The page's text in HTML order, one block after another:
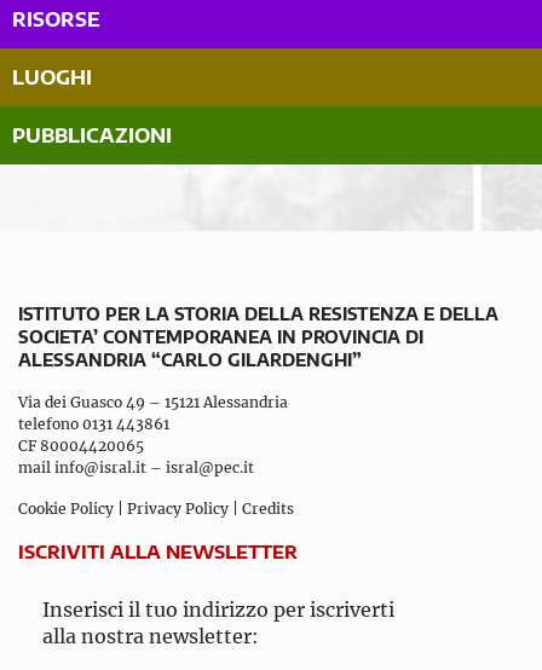
RISORSE
LUOGHI
PUBBLICAZIONI
ISTITUTO PER LA STORIA DELLA RESISTENZA E DELLA
SOCIETA’ CONTEMPORANEA IN PROVINCIA DI
ALESSANDRIA “CARLO GILARDENGHI”
Via dei Guasco 49 – 15121 Alessandria
telefono 0131 443861
CF 80004420065
mail info@isral.it – isral@pec.it
Cookie Policy Privacy Policy Credits
ISCRIVITI ALLA NEWSLETTER
Inserisci il tuo indirizzo per iscriverti
alla nostra newsletter: